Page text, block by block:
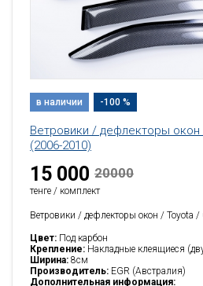
в наличии -100 %
Ветровики / дефлекторы
(2006-2010)
15 000 20000
тенге / комплект
Ветровики / дефлекторы окон / Toyota
Цвет: Под карбон
Крепление: Накладные клеящиеся
Ширина: 8см
Производитель: EGR (Австралия)
Дополнительная информация: